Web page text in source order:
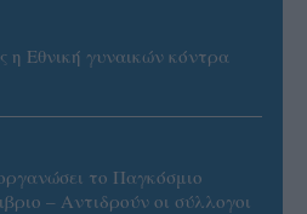
η Εθνική γυναικών κόντρα
το Παγκόσμιο
– Αντιδρούν οι σύλλογοι